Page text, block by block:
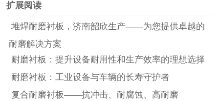
扩展阅读
堆焊耐磨衬板，济南韶欣生产——为您提供卓越的
耐磨解决方案
耐磨衬板：提升设备耐用性和生产效率的理想选择
耐磨衬板：工业设备与车辆的长寿守护者
复合耐磨衬板——抗冲击、耐腐蚀、高耐磨